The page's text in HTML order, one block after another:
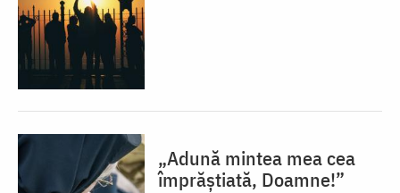
„Adună mintea mea cea
împrăștiată, Doamne!”